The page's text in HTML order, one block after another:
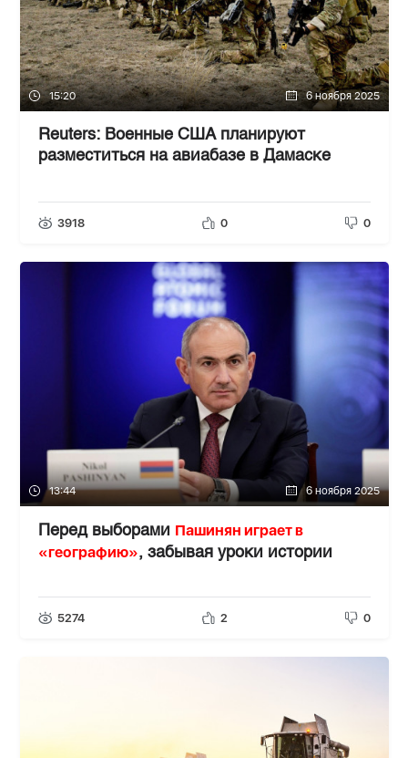
15:20 6 ноября 2025
Reuters: Военные США планируют
разместиться на авиабазе в Дамаске
3918 0 0
13:44 6 ноября 2025
Перед выборами Пашинян играет в
«географию», забывая уроки истории
5274 2 0